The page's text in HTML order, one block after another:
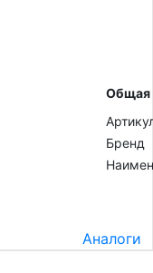
Общая
Бренд
Аналоги